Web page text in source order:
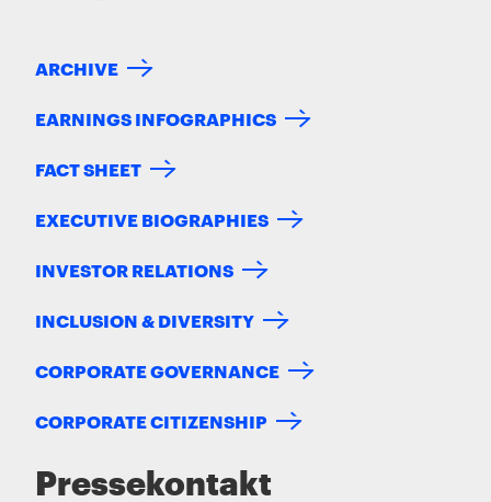
ARCHIVE
EARNINGS INFOGRAPHICS
FACT SHEET
EXECUTIVE BIOGRAPHIES
INVESTOR RELATIONS
INCLUSION & DIVERSITY
CORPORATE GOVERNANCE
CORPORATE CITIZENSHIP
Pressekontakt